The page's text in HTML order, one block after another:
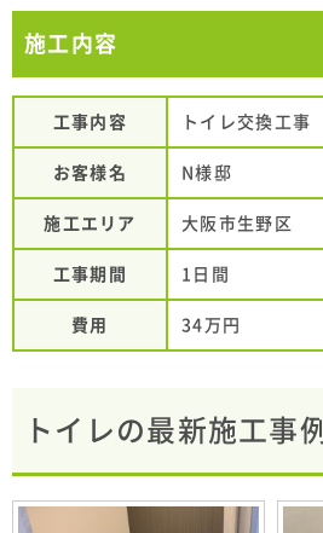
施工内容
工事内容 トイレ交換工事
お客様名 N様邸
施工エリア 大阪市生野区
工事期間 1日間
費用 34万円
トイレの最新施工事例